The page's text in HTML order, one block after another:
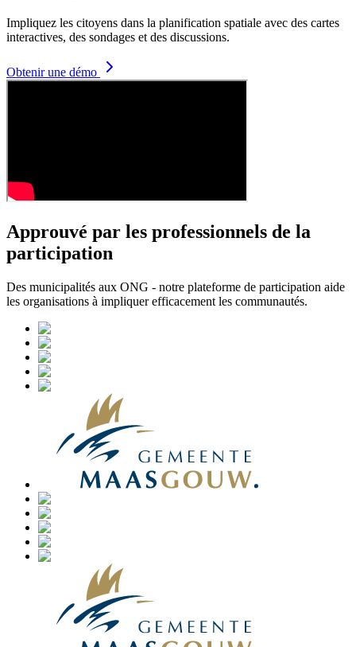
Impliquez les citoyens dans la planification spatiale avec des cartes
interactives, des sondages et des discussions.
Obtenir une démo
Approuvé par les professionnels de la
participation
Des municipalités aux ONG - notre plateforme de participation aide
les organisations à impliquer efficacement les communautés.